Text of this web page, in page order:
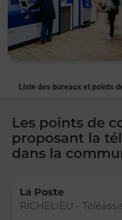
Liste des bureaux et points
Les points de
proposant la
dans la
La Poste
RICHELIEU -